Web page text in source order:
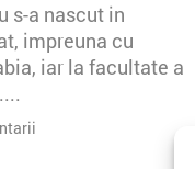
s-a nascut in
impreuna cu
iar la facultate a